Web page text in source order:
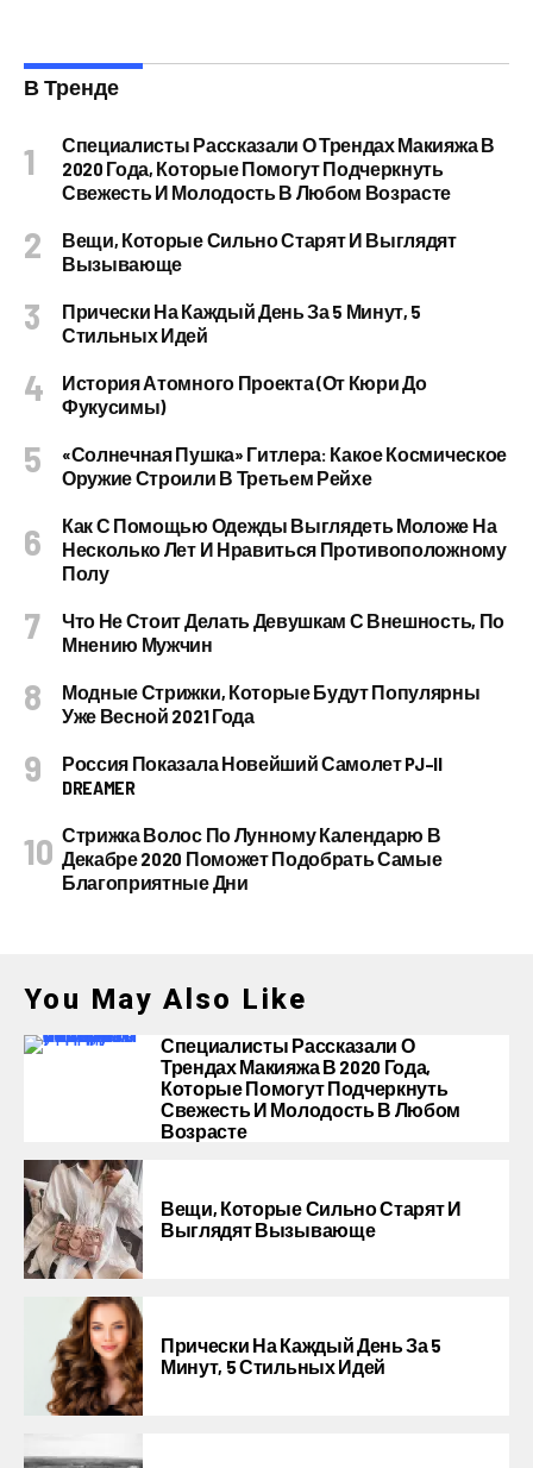
В Тренде
Специалисты Рассказали О Трендах Макияжа В
2020 Года, Которые Помогут Подчеркнуть
Свежесть И Молодость В Любом Возрасте
Вещи, Которые Сильно Старят И Выглядят
Вызывающе
Прически На Каждый День За 5 Минут, 5
Стильных Идей
История Атомного Проекта (от Кюри До
Фукусимы)
«Солнечная Пушка» Гитлера: Какое Космическое
Оружие Строили В Третьем Рейхе
Как С Помощью Одежды Выглядеть Моложе На
Несколько Лет И Нравиться Противоположному
Полу
Что Не Стоит Делать Девушкам С Внешность, По
Мнению Мужчин
Модные Стрижки, Которые Будут Популярны
Уже Весной 2021 Года
Россия Показала Новейший Самолет PJ–II
DREAMER
Стрижка Волос По Лунному Календарю В
Декабре 2020 Поможет Подобрать Самые
Благоприятные Дни
You May Also Like
Специалисты Рассказали О
Трендах Макияжа В 2020 Года,
Которые Помогут Подчеркнуть
Свежесть И Молодость В Любом
Возрасте
Вещи, Которые Сильно Старят И
Выглядят Вызывающе
Прически На Каждый День За 5
Минут, 5 Стильных Идей